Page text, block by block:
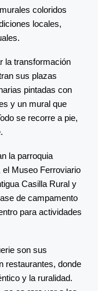
coloridos
locales,
la transformación
sus plazas
pintadas con
y un mural que
se recorre a pie,
la parroquia
el Museo Ferroviario
Casilla Rural y
de campamento
para actividades
son sus
restaurantes, donde
y la ruralidad.